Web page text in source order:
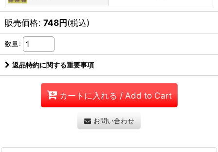
販売価格: 748円(税込)
数量:
返品特約に関する重要事項
カートに入れる / Add to Cart
お問い合わせ